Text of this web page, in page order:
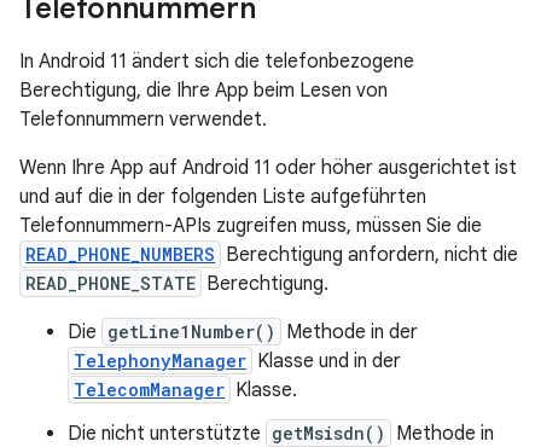
Telefonnummern
In Android 11 ändert sich die telefonbezogene
Berechtigung, die Ihre App beim Lesen von
Telefonnummern verwendet.
Wenn Ihre App auf Android 11 oder höher ausgerichtet ist
und auf die in der folgenden Liste aufgeführten
Telefonnummern-APIs zugreifen muss, müssen Sie die
READ_PHONE_NUMBERS Berechtigung anfordern, nicht die
READ_PHONE_STATE Berechtigung.
Die getLine1Number() Methode in der
TelephonyManager Klasse und in der
TelecomManager Klasse.
Die nicht unterstützte getMsisdn()
Methode in